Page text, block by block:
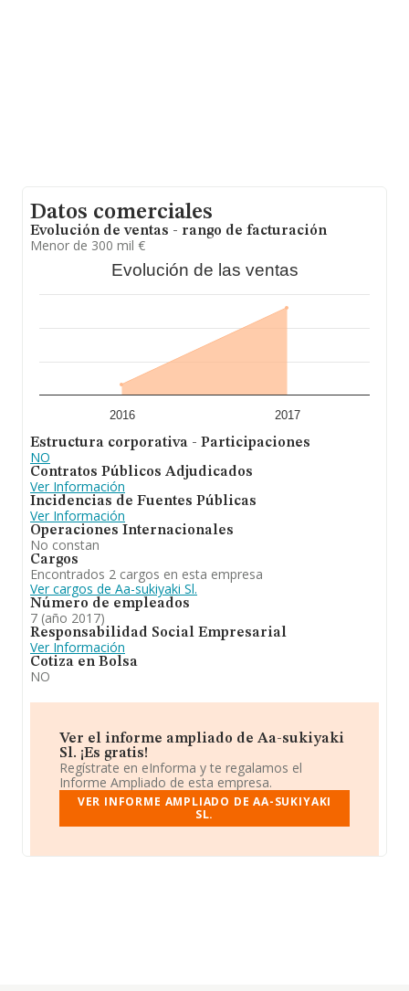
Datos comerciales
Evolución de ventas - rango de facturación
Menor de 300 mil €
Evolución de las ventas
2016 2017
Estructura corporativa - Participaciones
NO
Contratos Públicos Adjudicados
Ver Información
Incidencias de Fuentes Públicas
Ver Información
Operaciones Internacionales
No constan
Cargos
Encontrados 2 cargos en esta empresa
Ver cargos de Aa-sukiyaki Sl.
Número de empleados
7 (año 2017)
Responsabilidad Social Empresarial
Ver Información
Cotiza en Bolsa
NO
Ver el informe ampliado de Aa-sukiyaki
Sl. ¡Es gratis!
Regístrate en eInforma y te regalamos el
Informe Ampliado de esta empresa.
VER INFORME AMPLIADO DE AA-SUKIYAKI
SL.